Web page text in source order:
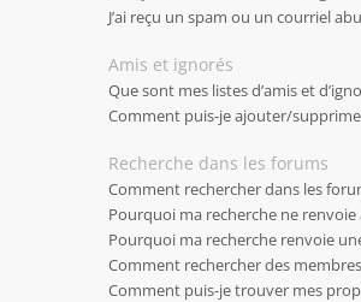
J’ai reçu un spam ou un courriel
Amis et ignorés
Que sont mes listes d’amis et
Comment puis-je ajouter/
Recherche dans les forums
Comment rechercher dans les
Pourquoi ma recherche ne renvoie
Pourquoi ma recherche renvoie
Comment rechercher des
Comment puis-je trouver mes